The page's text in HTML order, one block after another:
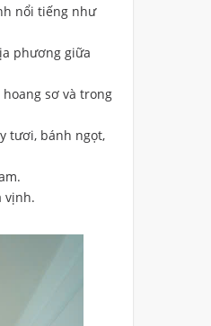
nổi tiếng như
phương giữa
sơ và trong
tươi, bánh ngọt,
vịnh.